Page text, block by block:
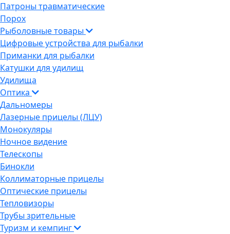
Патроны травматические
Порох
Рыболовные товары
Цифровые устройства для рыбалки
Приманки для рыбалки
Катушки для удилищ
Удилища
Оптика
Дальномеры
Лазерные прицелы (ЛЦУ)
Монокуляры
Ночное видение
Телескопы
Бинокли
Коллиматорные прицелы
Оптические прицелы
Тепловизоры
Трубы зрительные
Туризм и кемпинг